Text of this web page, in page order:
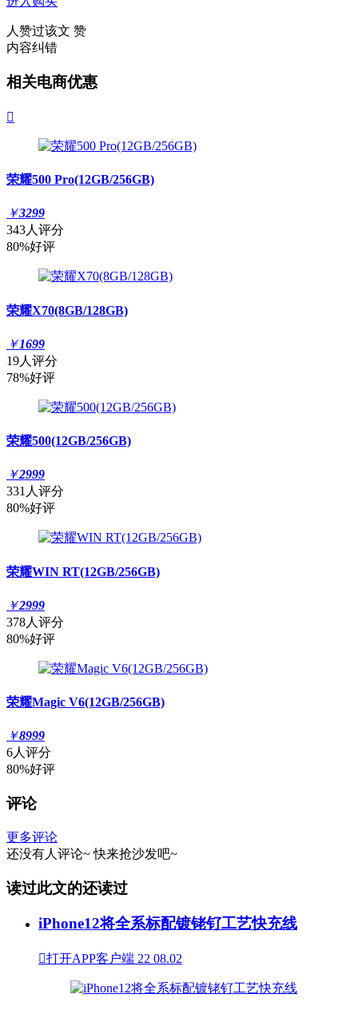
人赞过该文 赞
内容纠错
相关电商优惠

荣耀500 Pro(12GB/256GB)
￥3299
343人评分
80%好评
荣耀X70(8GB/128GB)
￥1699
19人评分
78%好评
荣耀500(12GB/256GB)
￥2999
331人评分
80%好评
荣耀WIN RT(12GB/256GB)
￥2999
378人评分
80%好评
荣耀Magic V6(12GB/256GB)
￥8999
6人评分
80%好评
评论
更多评论
还没有人评论~ 快来抢沙发吧~
读过此文的还读过
iPhone12将全系标配镀铑钌工艺快充线
打开APP客户端 22 08.02